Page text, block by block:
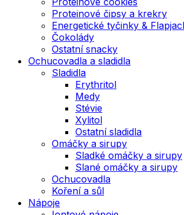
Proteinové čipsy a krekry
Energetické tyčinky &
Čokolády
Ostatní snacky
Ochucovadla a sladidla
Sladidla
Erythritol
Medy
Stévie
Xylitol
Ostatní sladidla
Omáčky a sirupy
Sladké omáčky a sirupy
Slané omáčky a sirupy
Ochucovadla
Koření a sůl
Nápoje